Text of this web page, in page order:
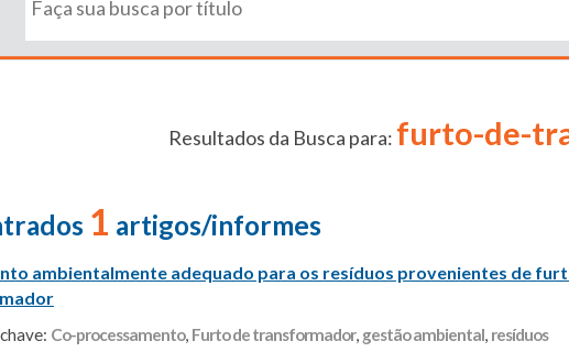
Resultados da Busca para: furto-de-
1 artigos/informes
ambientalmente adequado para os resíduos provenientes de
Co-processamento, Furto de transformador, gestão ambiental, resíduos